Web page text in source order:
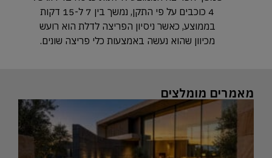
4 כוכבים על פי התקן, נמשך בין 7 ל-15 דקות
בממוצע, כאשר ניסיון הפריצה לדלת הוא רועש
מכיוון שהוא נעשה באמצעות כלי פריצה שונים.
מאמרים מומלצים